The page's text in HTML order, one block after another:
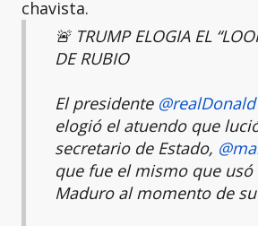
chavista.
🚨 TRUMP ELOGIA EL
DE RUBIO
El presidente
elogió el atuendo que
secretario de Estado,
que fue el mismo que usó
Maduro al momento de